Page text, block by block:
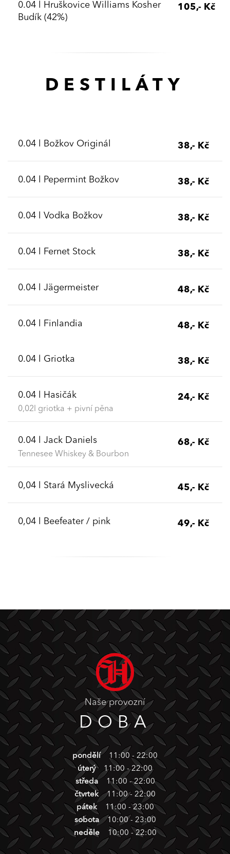
0.04 l Hruškovice Williams Kosher
Budík (42%)
105,- Kč
DESTILÁTY
0.04 l Božkov Originál 38,- Kč
0.04 l Pepermint Božkov 38,- Kč
0.04 l Vodka Božkov 38,- Kč
0.04 l Fernet Stock 38,- Kč
0.04 l Jägermeister 48,- Kč
0.04 l Finlandia 48,- Kč
0.04 l Griotka 38,- Kč
0.04 l Hasičák
0,02l griotka + pivní pěna
24,- Kč
0.04 l Jack Daniels
Tennesee Whiskey & Bourbon
68,- Kč
0,04 l Stará Myslivecká 45,- Kč
0,04 l Beefeater / pink 49,- Kč
DOBA
Naše provozní
pondělí
11:00 - 22:00
úterý
11:00 - 22:00
středa
11:00 - 22:00
čtvrtek
11:00 - 22:00
pátek
11:00 - 23:00
sobota
10:00 - 23:00
neděle
10:00 - 22:00